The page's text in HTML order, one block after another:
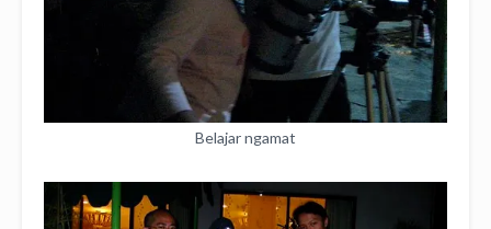
Belajar ngamat